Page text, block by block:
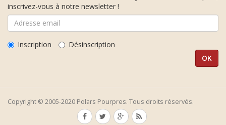
inscrivez-vous à notre newsletter !
Inscription Désinscription
Copyright © 2005-2020 Polars Pourpres. Tous droits réservés.